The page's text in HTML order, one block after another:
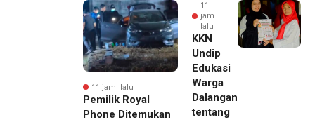
11 jam lalu
Pemilik Royal
Phone Ditemukan
11
jam
lalu
KKN
Undip
Edukasi
Warga
Dalangan
tentang